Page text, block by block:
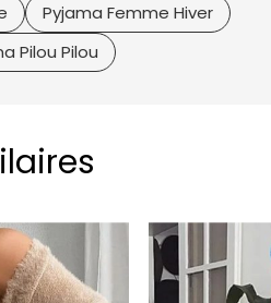
Pyjama Femme Hiver
Pilou Pilou